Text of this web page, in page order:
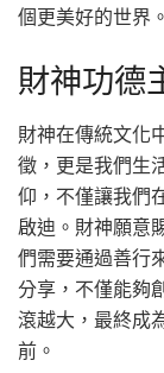
個更美好的世界。
財神功德
財神在傳統文化
徵，更是我們生
仰，不僅讓我們
啟迪。財神願意
們需要通過善行
分享，不僅能夠
滾越大，最終成
前。